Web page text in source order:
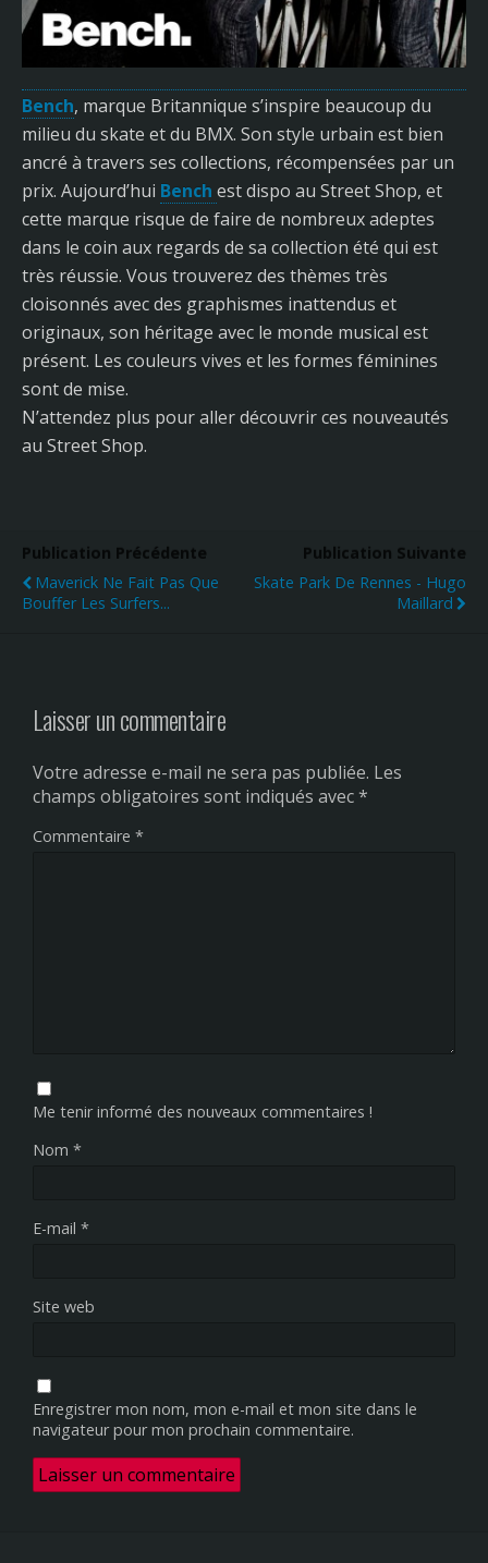
Bench, marque Britannique s’inspire beaucoup du
milieu du skate et du BMX. Son style urbain est bien
ancré à travers ses collections, récompensées par un
prix. Aujourd’hui Bench est dispo au Street Shop, et
cette marque risque de faire de nombreux adeptes
dans le coin aux regards de sa collection été qui est
très réussie. Vous trouverez des thèmes très
cloisonnés avec des graphismes inattendus et
originaux, son héritage avec le monde musical est
présent. Les couleurs vives et les formes féminines
sont de mise.
N’attendez plus pour aller découvrir ces nouveautés
au Street Shop.
Publication Précédente
Maverick Ne Fait Pas Que
Bouffer Les Surfers...
Publication Suivante
Skate Park De Rennes - Hugo
Maillard
Laisser un commentaire
Votre adresse e-mail ne sera pas publiée. Les
champs obligatoires sont indiqués avec*
Commentaire *
Me tenir informé des nouveaux commentaires !
Nom *
E-mail *
Site web
Enregistrer mon nom, mon e-mail et mon site dans le
navigateur pour mon prochain commentaire.